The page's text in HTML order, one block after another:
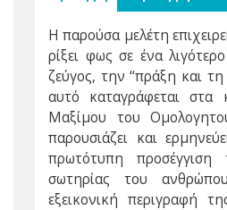
Η παρούσα μελέτη
ρίξει φως σε ένα
ζεύγος, την ‘‘πράξη και τη
αυτό καταγράφεται στα
Μαξίμου του
παρουσιάζει και
πρωτότυπη
σωτηρίας του
εξεικονική περιγραφή